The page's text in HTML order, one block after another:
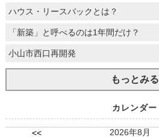
ハウス・リースバックとは？
「新築」と呼べるのは1年間だけ？
小山市西口再開発
もっとみる
カレンダー
<<
2026年8月